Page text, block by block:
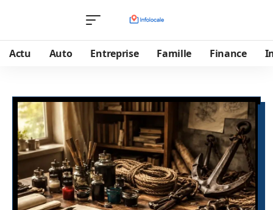
Actu Auto Entreprise Famille Finance